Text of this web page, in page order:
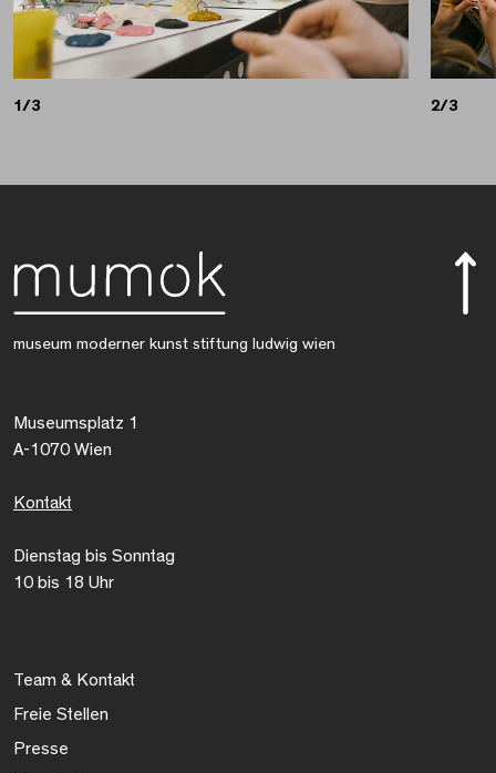
1/3 2/3
museum moderner kunst stiftung ludwig wien
Museumsplatz 1
A-1070 Wien
Kontakt
Dienstag bis Sonntag
10 bis 18 Uhr
Team & Kontakt
Freie Stellen
Presse